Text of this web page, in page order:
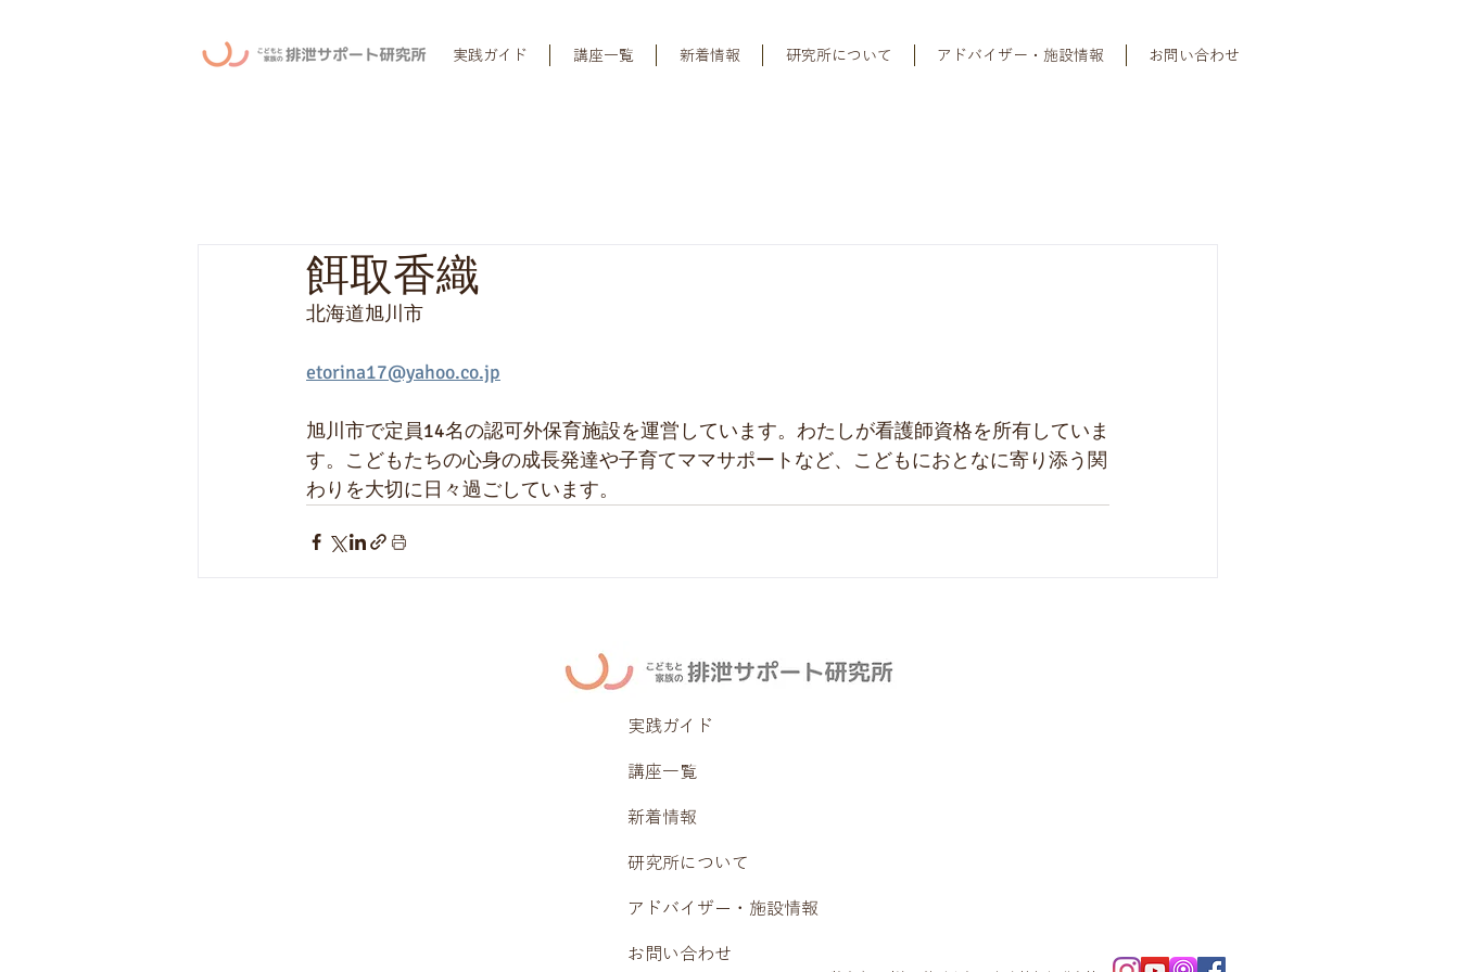
実践ガイド 講座一覧 新着情報 研究所について アドバイザー・施設情報 お問い合わせ
餌取香織
北海道旭川市
etorina17@yahoo.co.jp
旭川市で定員14名の認可外保育施設を運営しています。わたしが看護師資格を所有していま
す。こどもたちの心身の成長発達や子育てママサポートなど、こどもにおとなに寄り添う関
わりを大切に日々過ごしています。
実践ガイド
講座一覧
新着情報
研究所について
アドバイザー・施設情報
お問い合わせ